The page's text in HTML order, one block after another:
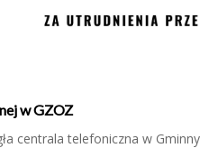
w GZOZ
centrala telefoniczna w